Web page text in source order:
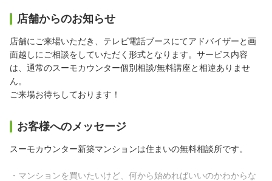
店舗からのお知らせ
店舗にご来場いただき、テレビ電話ブースにてアドバイザーと画
面越しにご相談をしていただく形式となります。サービス内容
は、通常のスーモカウンター個別相談/無料講座と相違ありませ
ん。
ご来場お待ちしております！
お客様へのメッセージ
スーモカウンター新築マンションは住まいの無料相談所です。
・マンションを買いたいけど、何から始めればいいのかわからな